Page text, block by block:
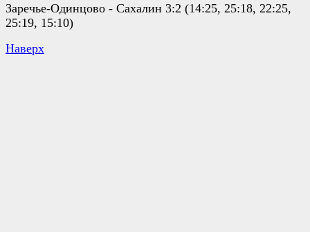
Заречье-Одинцово - Сахалин 3:2 (14:25, 25:18, 22:25,
25:19, 15:10)
Наверх